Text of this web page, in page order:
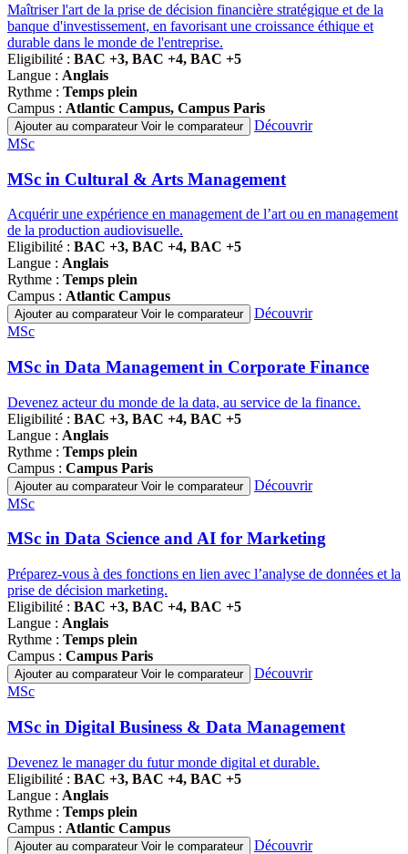
Maîtriser l'art de la prise de décision financière stratégique et de la
banque d'investissement, en favorisant une croissance éthique et
durable dans le monde de l'entreprise.
Eligibilité : BAC +3, BAC +4, BAC +5
Langue : Anglais
Rythme : Temps plein
Campus : Atlantic Campus, Campus Paris
Ajouter au comparateur Voir le comparateur
Découvrir
Famille
programmes
MSc
MSc in Cultural & Arts Management
Acquérir une expérience en management de l’art ou en management
de la production audiovisuelle.
Eligibilité : BAC +3, BAC +4, BAC +5
Langue : Anglais
Rythme : Temps plein
Campus : Atlantic Campus
Ajouter au comparateur Voir le comparateur
Découvrir
Famille
programmes
MSc
MSc in Data Management in Corporate Finance
Devenez acteur du monde de la data, au service de la finance.
Eligibilité : BAC +3, BAC +4, BAC +5
Langue : Anglais
Rythme : Temps plein
Campus : Campus Paris
Ajouter au comparateur Voir le comparateur
Découvrir
Famille
programmes
MSc
MSc in Data Science and AI for Marketing
Préparez-vous à des fonctions en lien avec l’analyse de données et la
prise de décision marketing.
Eligibilité : BAC +3, BAC +4, BAC +5
Langue : Anglais
Rythme : Temps plein
Campus : Campus Paris
Ajouter au comparateur Voir le comparateur
Découvrir
Famille
programmes
MSc
MSc in Digital Business & Data Management
Devenez le manager du futur monde digital et durable.
Eligibilité : BAC +3, BAC +4, BAC +5
Langue : Anglais
Rythme : Temps plein
Campus : Atlantic Campus
Ajouter au comparateur Voir le comparateur
Découvrir